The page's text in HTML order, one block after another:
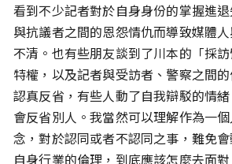
看到不少記者對於自身身份的掌握進
與抗議者之間的恩怨情仇而導致媒體
不清。也有些朋友談到了川本的「採
特權，以及記者與受訪者、警察之間
認真反省，有些人動了自我辯駁的情
會反省別人。我當然可以理解作為一
念，對於認同或者不認同之事，難免
自身行業的倫理，到底應該怎麼去面